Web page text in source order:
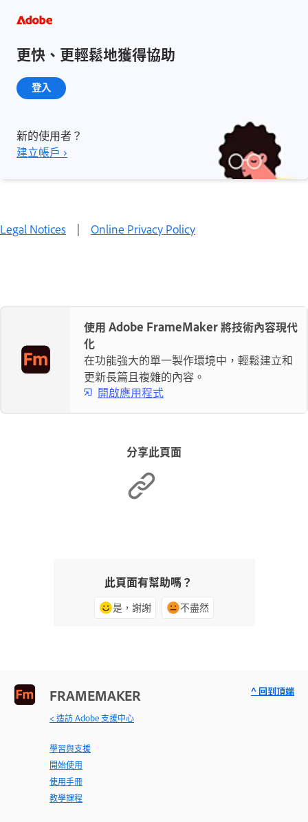
更快、更輕鬆地獲得協助
登入
新的使用者？
建立帳戶 ›
Legal Notices | Online Privacy Policy
使用 Adobe FrameMaker 將技術內容現代
化
在功能強大的單一製作環境中，輕鬆建立和
更新長篇且複雜的內容。
開啟應用程式
分享此頁面
此頁面有幫助嗎？
是，謝謝 不盡然
FRAMEMAKER
< 造訪 Adobe 支援中心
學習與支援
開始使用
使用手冊
教學課程
^ 回到頂端